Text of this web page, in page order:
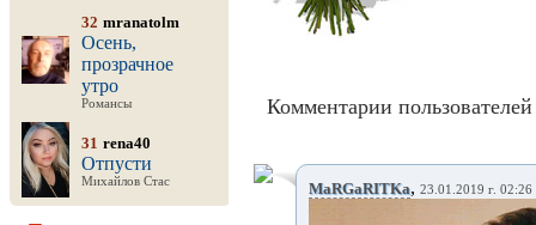
32 mranatolm
Осень,
прозрачное
утро
Романсы
31 rena40
Отпусти
Михайлов Стас
Комментарии
MaRGaRITKa, 23.01.2019 г. 02:26